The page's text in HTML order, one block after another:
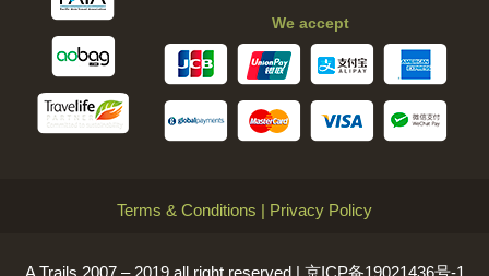
We accept
Terms & Conditions | Privacy Policy
A Trails 2007 – 2019 all right reserved | 京ICP备19021436号-1